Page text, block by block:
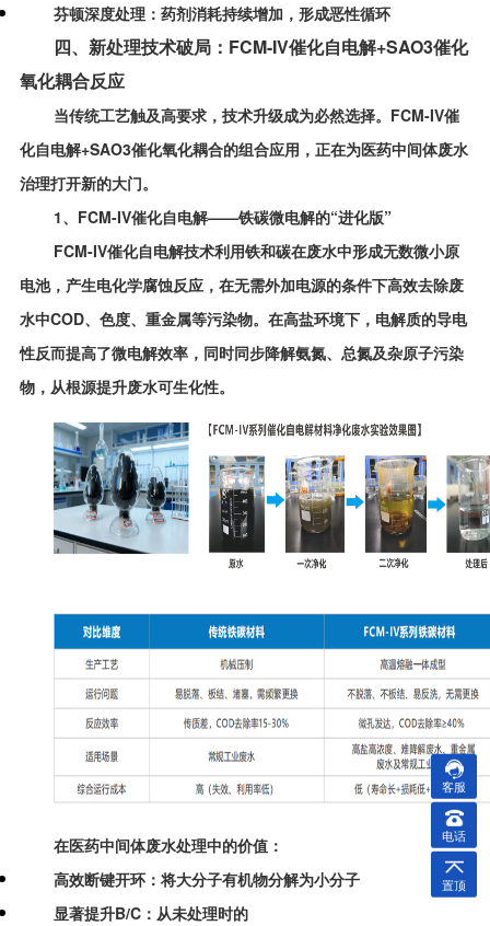
芬顿深度处理：药剂消耗持续增加，形成恶性循环
四、新处理技术破局：FCM-IV催化自电解+SAO3催化
氧化耦合反应
当传统工艺触及高要求，技术升级成为必然选择。FCM-IV催
化自电解+SAO3催化氧化耦合的组合应用，正在为医药中间体废水
治理打开新的大门。
1、FCM-IV催化自电解——铁碳微电解的“进化版”
FCM-IV催化自电解技术利用铁和碳在废水中形成无数微小原
电池，产生电化学腐蚀反应，在无需外加电源的条件下高效去除废
水中COD、色度、重金属等污染物。在高盐环境下，电解质的导电
性反而提高了微电解效率，同时同步降解氨氮、总氮及杂原子污染
物，从根源提升废水可生化性。
在医药中间体废水处理中的价值：
高效断键开环：将大分子有机物分解为小分子
显著提升B/C：从未处理时的
客服
电话
置顶